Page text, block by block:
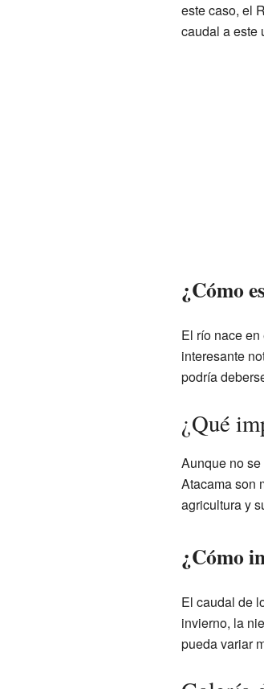
este caso, el
caudal a este
¿Cómo
El río nace
interesante
podría
¿Qué
Aunque no
Atacama son
agricultura y
¿Cómo
El caudal de
invierno, la
pueda variar